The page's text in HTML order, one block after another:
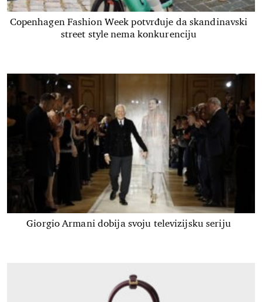
Copenhagen Fashion Week potvrđuje da skandinavski
street style nema konkurenciju
Giorgio Armani dobija svoju televizijsku seriju